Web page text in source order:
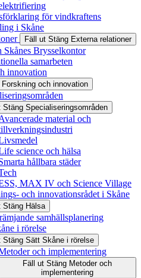
för vindkraftens
i Skåne
Fäll ut Stäng Externa relationer
Skånes Brysselkontor
samarbeten
innovation
Forskning och innovation
Stäng Specialiseringsområden
material och
science och hälsa
hållbara städer
MAX IV och Science Village
och innovationsrådet i Skåne
Stäng Hälsa
samhällsplanering
i rörelse
Stäng Sätt Skåne i rörelse
och implementering
Fäll ut Stäng Metoder och
implementering